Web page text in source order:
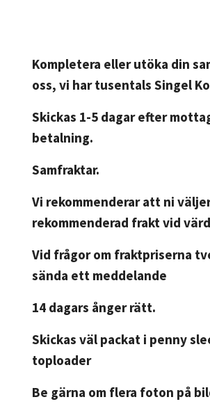
Kompletera eller utöka din
oss, vi har tusentals Singel
Skickas 1-5 dagar efter
betalning.
Samfraktar.
Vi rekommenderar att ni
rekommenderad frakt vid
Vid frågor om fraktpriserna
sända ett meddelande
14 dagars ånger rätt.
Skickas väl packat i penny
toploader
Be gärna om flera foton på